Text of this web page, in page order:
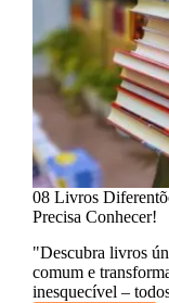
08 Livros
Precisa Conhecer!
"Descubra livros
comum e
inesquecível –